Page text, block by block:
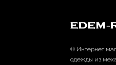
© Интернет
одежды из